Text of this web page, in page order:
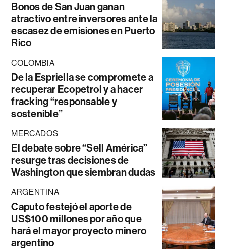
Bonos de San Juan ganan
atractivo entre inversores ante la
escasez de emisiones en Puerto
Rico
COLOMBIA
De la Espriella se compromete a
recuperar Ecopetrol y a hacer
fracking “responsable y
sostenible”
MERCADOS
El debate sobre “Sell América”
resurge tras decisiones de
Washington que siembran dudas
ARGENTINA
Caputo festejó el aporte de
US$100 millones por año que
hará el mayor proyecto minero
argentino